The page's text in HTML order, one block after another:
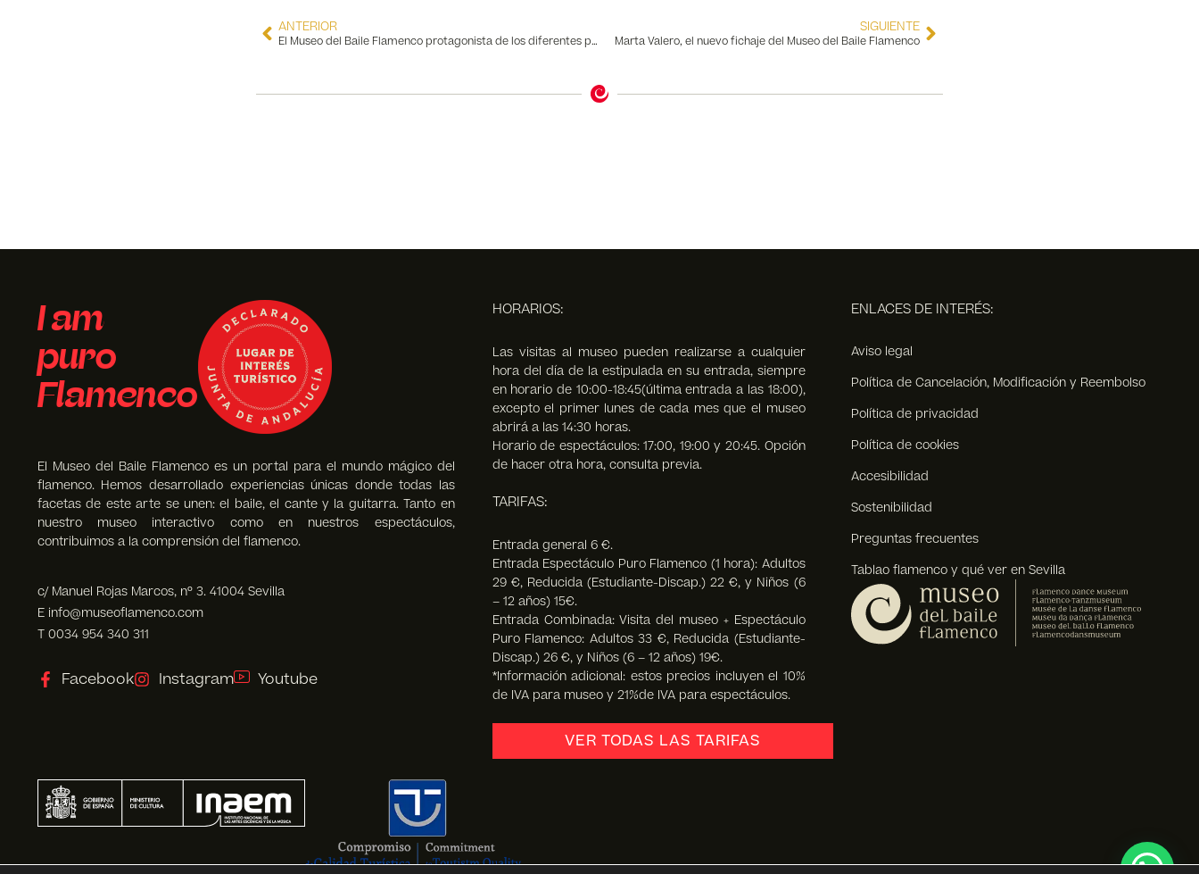
ANTERIOR
El Museo del Baile Flamenco protagonista de los diferentes programas culturales de Televisión
SIGUIENTE
Marta Valero, el nuevo fichaje del Museo del Baile Flamenco
I am
puro
Flamenco
El Museo del Baile Flamenco es un portal para el mundo mágico del
flamenco. Hemos desarrollado experiencias únicas donde todas las
facetas de este arte se unen: el baile, el cante y la guitarra. Tanto en
nuestro museo interactivo como en nuestros espectáculos,
contribuimos a la comprensión del flamenco.
c/ Manuel Rojas Marcos, nº 3. 41004 Sevilla
E info@museoflamenco.com
T 0034 954 340 311
Facebook Instagram Youtube
HORARIOS:
Las visitas al museo pueden realizarse a cualquier
hora del día de la estipulada en su entrada, siempre
en horario de 10:00-18:45(última entrada a las 18:00),
excepto el primer lunes de cada mes que el museo
abrirá a las 14:30 horas.
Horario de espectáculos: 17:00, 19:00 y 20:45. Opción
de hacer otra hora, consulta previa.
TARIFAS:
Entrada general 6 €.
Entrada Espectáculo Puro Flamenco (1 hora): Adultos
29 €, Reducida (Estudiante-Discap.) 22 €, y Niños (6
– 12 años) 15€.
Entrada Combinada: Visita del museo + Espectáculo
Puro Flamenco: Adultos 33 €, Reducida (Estudiante-
Discap.) 26 €, y Niños (6 – 12 años) 19€.
*Información adicional: estos precios incluyen el 10%
de IVA para museo y 21%de IVA para espectáculos.
VER TODAS LAS TARIFAS
ENLACES DE INTERÉS:
Aviso legal
Política de Cancelación, Modificación y Reembolso
Política de privacidad
Política de cookies
Accesibilidad
Sostenibilidad
Preguntas frecuentes
Tablao flamenco y qué ver en Sevilla